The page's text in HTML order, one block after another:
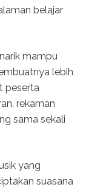
belajar
mampu
lebih
peserta
rekaman
sama sekali
yang
suasana